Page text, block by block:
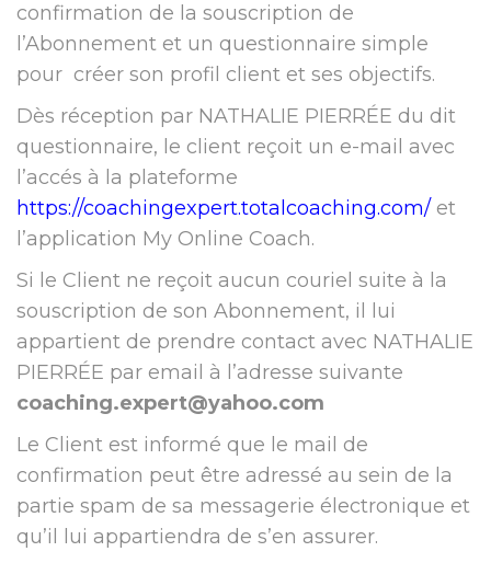
confirmation de la souscription de
l’Abonnement et un questionnaire simple
pour créer son profil client et ses objectifs.
Dès réception par NATHALIE PIERRÉE du dit
questionnaire, le client reçoit un e-mail avec
l’accés à la plateforme
https://coachingexpert.totalcoaching.com/ et
l’application My Online Coach.
Si le Client ne reçoit aucun couriel suite à la
souscription de son Abonnement, il lui
appartient de prendre contact avec NATHALIE
PIERRÉE par email à l’adresse suivante
coaching.expert@yahoo.com
Le Client est informé que le mail de
confirmation peut être adressé au sein de la
partie spam de sa messagerie électronique et
qu’il lui appartiendra de s’en assurer.